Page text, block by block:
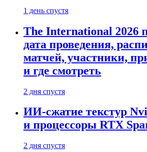
1 день спустя
The International 2026
дата проведения,
матчей, участники,
и где смотреть
2 дня спустя
ИИ-сжатие текстур
и процессоры RTX
2 дня спустя